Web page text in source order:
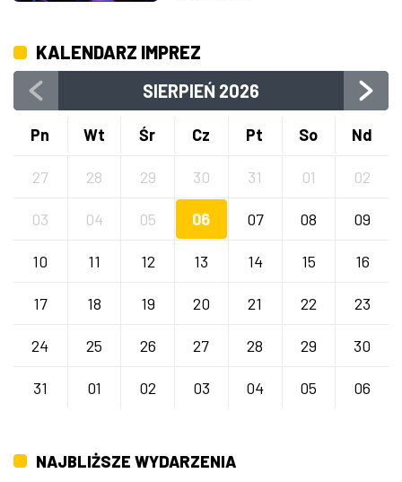
KALENDARZ IMPREZ
SIERPIEŃ 2026
Pn Wt Śr Cz Pt So Nd
27 28 29 30 31 01 02
03 04 05 06 07 08 09
10 11 12 13 14 15 16
17 18 19 20 21 22 23
24 25 26 27 28 29 30
31 01 02 03 04 05 06
NAJBLIŻSZE WYDARZENIA